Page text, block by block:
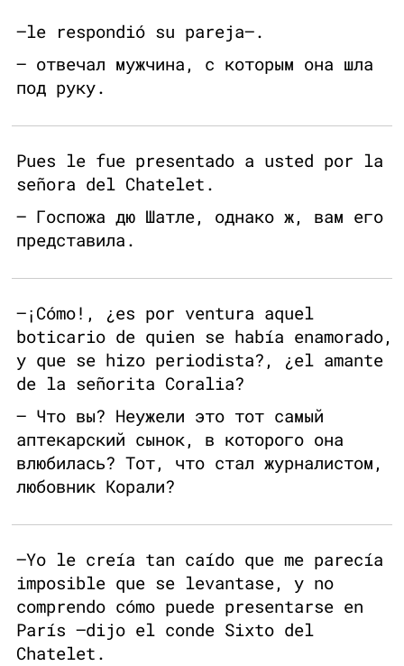
—le respondió su pareja—.
– отвечал мужчина, с которым она шла
под руку.
Pues le fue presentado a usted por la
señora del Chatelet.
– Госпожа дю Шатле, однако ж, вам его
представила.
—¡Cómo!, ¿es por ventura aquel
boticario de quien se había enamorado,
y que se hizo periodista?, ¿el amante
de la señorita Coralia?
– Что вы? Неужели это тот самый
аптекарский сынок, в которого она
влюбилась? Тот, что стал журналистом,
любовник Корали?
—Yo le creía tan caído que me parecía
imposible que se levantase, y no
comprendo cómo puede presentarse en
París —dijo el conde Sixto del
Chatelet.